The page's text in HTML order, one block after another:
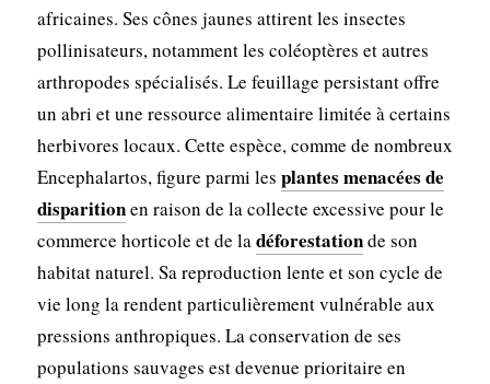
africaines. Ses cônes jaunes attirent les insectes
pollinisateurs, notamment les coléoptères et autres
arthropodes spécialisés. Le feuillage persistant offre
un abri et une ressource alimentaire limitée à certains
herbivores locaux. Cette espèce, comme de nombreux
Encephalartos, figure parmi les plantes menacées de
disparitionen raison de la collecte excessive pour le
commerce horticole et de ladéforestationde son
habitat naturel. Sa reproduction lente et son cycle de
vie long la rendent particulièrement vulnérable aux
pressions anthropiques. La conservation de ses
populations sauvages est devenue prioritaire en